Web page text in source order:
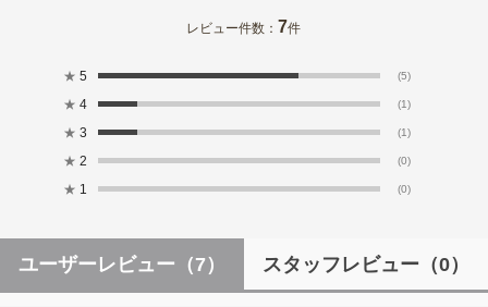
レビュー件数： 7件
★ 5 (5)
★ 4 (1)
★ 3 (1)
★ 2 (0)
★ 1 (0)
ユーザーレビュー （7） スタッフレビュー （0）